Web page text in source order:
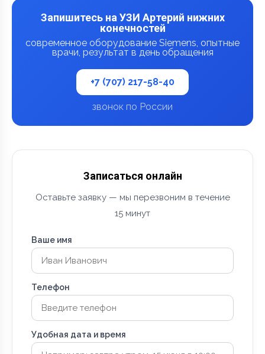
Запишитесь на УЗИ Артерий нижних
конечностей
современное оборудование Siemens, опытные
врачи, результат в день обращения
+7 (707) 217-58-40
звонок по России
Записаться онлайн
Оставьте заявку — мы перезвоним в течение
15 минут
Ваше имя
Телефон
Удобная дата и время